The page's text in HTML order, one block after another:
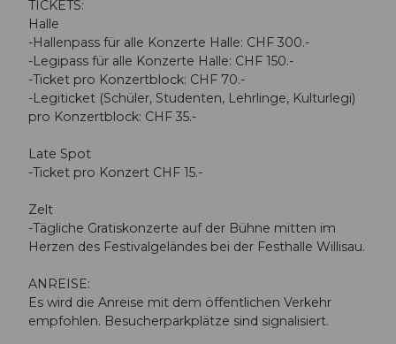
TICKETS:
Halle
-Hallenpass für alle Konzerte Halle: CHF 300.-
-Legipass für alle Konzerte Halle: CHF 150.-
-Ticket pro Konzertblock: CHF 70.-
-Legiticket (Schüler, Studenten, Lehrlinge, Kulturlegi)
pro Konzertblock: CHF 35.-
Late Spot
-Ticket pro Konzert CHF 15.-
Zelt
-Tägliche Gratiskonzerte auf der Bühne mitten im
Herzen des Festivalgeländes bei der Festhalle Willisau.
ANREISE:
Es wird die Anreise mit dem öffentlichen Verkehr
empfohlen. Besucherparkplätze sind signalisiert.